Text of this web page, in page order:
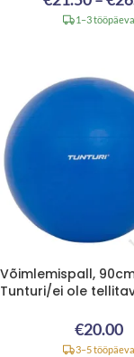
1–3 tööpäeva
Võimlemispall,
Tunturi/ei ole
€20.00
3–5 tööpäeva